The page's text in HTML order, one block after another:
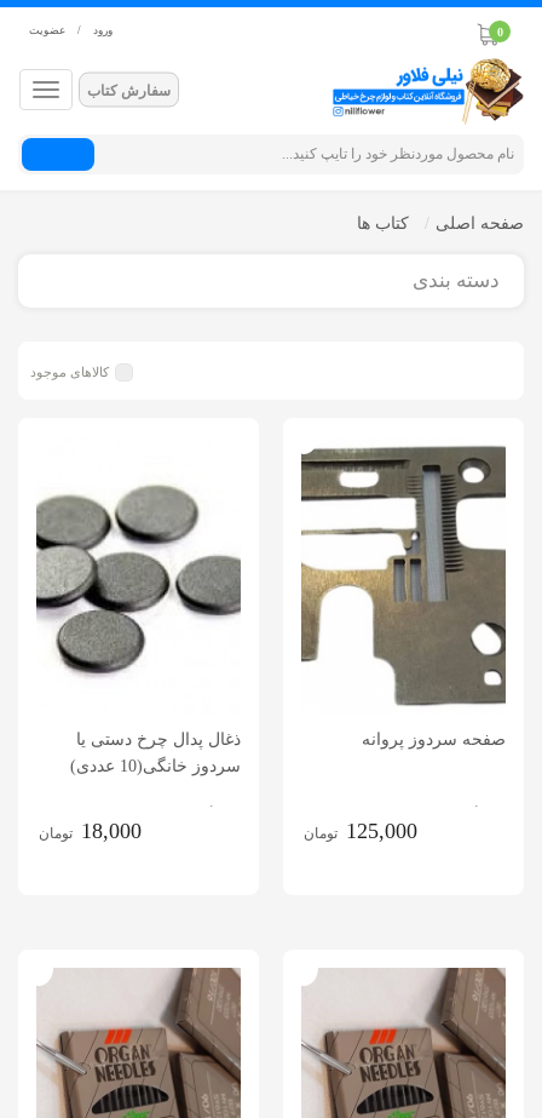
ورود / عضویت 0
سفارش کتاب
صفحه اصلی کتاب ها
دسته بندی
کالاهای موجود
صفحه سردوز پروانه
.
125,000 تومان
ذغال پدال چرخ دستی یا
سردوز خانگی(10 عددی)
.
18,000 تومان